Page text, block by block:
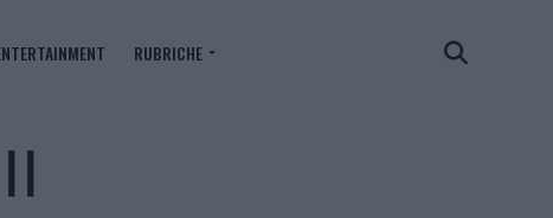
RUBRICHE